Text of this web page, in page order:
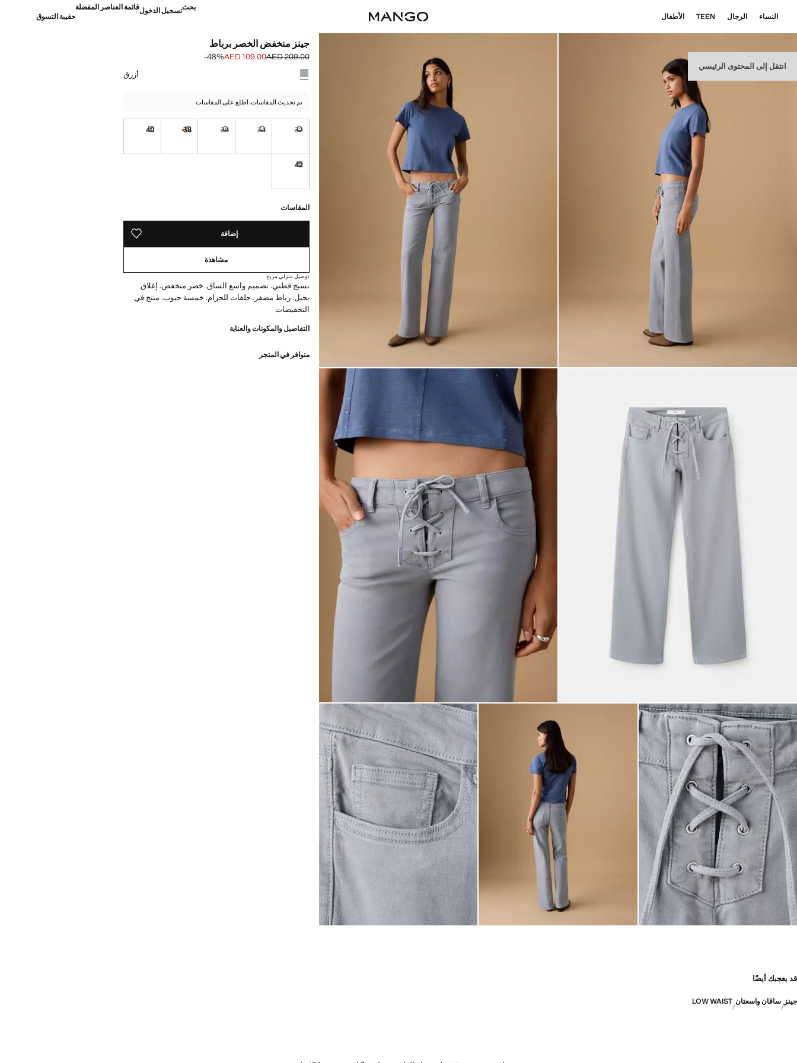
انتقل إلى المحتوى الرئيسي
النساء الرجال TEEN الأطفال
بحثتسجيل الدخولقائمة العناصر المفضلة
حقيبة التسوق
جينز منخفض الخصر برباط
السعر الأول محذوف [AED 209.00 ]
AED 209.00
السعر الحالي [AED 109.00 ]AED 109.00
‎-48‎%‎
حدد اللون
أزرق
تم تحديث المقاسات. اطلع على المقاسات
32
34
36
غير متوفر. أنا أريده!
38
توصيل خلال مدة تتراوح بين 7 و 10 أيام عمل
القطع الأخيرة!
40
42
المقاسات
إضافة حفظه في قائمة منتجاتك المفضلة
مشاهدة
توصيل منزلي مريح
نسيج قطني. تصميم واسع الساق. خصر منخفض. إغلاق
بحبل. رباط مضفر. حلقات للحزام. خمسة جيوب. منتج في
التخفيضات
التفاصيل والمكونات والعناية
متوافر في المتجر
قد يعجبك أيضًا
جينز ساقان واسعتان LOW WAIST